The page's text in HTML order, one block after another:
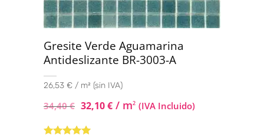
Gresite Verde Aguamarina
Antideslizante BR-3003-A
26,53 € / m² (sin IVA)
34,40€ 32,10€ / m2 (IVA Incluido)